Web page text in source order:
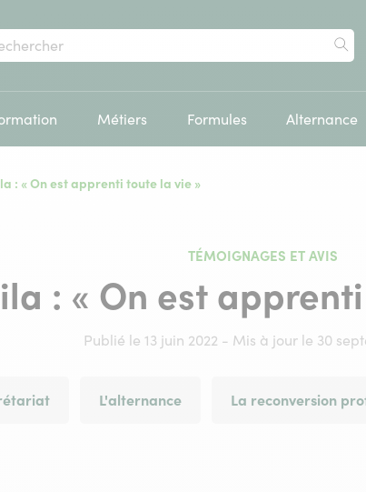
Métiers Formules Alternance
: « On est apprenti toute la vie »
TÉMOIGNAGES ET AVIS
: « On est
Publié le 13 juin 2022 - Mis à jour le 30
L'alternance La reconversion